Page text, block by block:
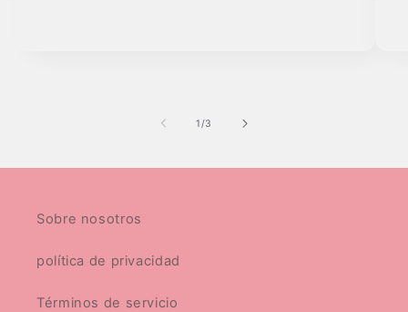
1/de
3
Sobre nosotros
política de privacidad
Términos de servicio